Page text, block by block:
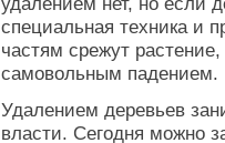
специальная техника и
частям срежут
самовольным падением.
Удалением деревьев
власти. Сегодня можно